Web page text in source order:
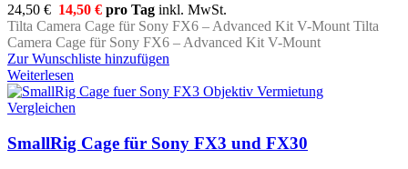
24,50 € 14,50 € pro Tag inkl. MwSt.
Tilta Camera Cage für Sony FX6 – Advanced Kit V-Mount Tilta
Camera Cage für Sony FX6 – Advanced Kit V-Mount
Zur Wunschliste hinzufügen
Weiterlesen
Vergleichen
SmallRig Cage für Sony FX3 und FX30